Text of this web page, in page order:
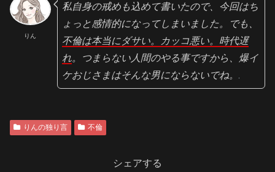
りん
私自身の戒めも込めて書いたので、今回はち
ょっと感情的になってしまいました。でも、
不倫は本当にダサい。カッコ悪い。時代遅
れ。つまらない人間のやる事ですから、爆イ
ケおじさまはそんな男にならないでね。
りんの独り言 不倫
シェアする